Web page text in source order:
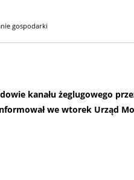
gospodarki
kanału żeglugowego
we wtorek Urząd